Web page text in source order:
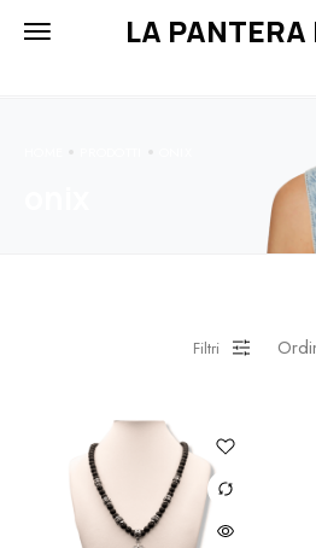
LA PANTERA
Filtri